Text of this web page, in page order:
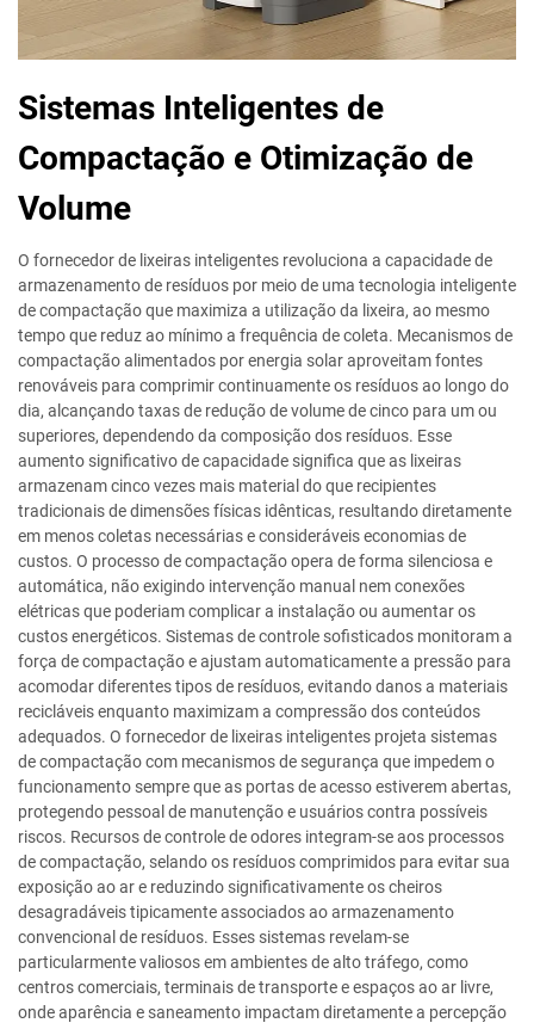
Sistemas Inteligentes de
Compactação e Otimização de
Volume
O fornecedor de lixeiras inteligentes revoluciona a capacidade de
armazenamento de resíduos por meio de uma tecnologia inteligente
de compactação que maximiza a utilização da lixeira, ao mesmo
tempo que reduz ao mínimo a frequência de coleta. Mecanismos de
compactação alimentados por energia solar aproveitam fontes
renováveis para comprimir continuamente os resíduos ao longo do
dia, alcançando taxas de redução de volume de cinco para um ou
superiores, dependendo da composição dos resíduos. Esse
aumento significativo de capacidade significa que as lixeiras
armazenam cinco vezes mais material do que recipientes
tradicionais de dimensões físicas idênticas, resultando diretamente
em menos coletas necessárias e consideráveis economias de
custos. O processo de compactação opera de forma silenciosa e
automática, não exigindo intervenção manual nem conexões
elétricas que poderiam complicar a instalação ou aumentar os
custos energéticos. Sistemas de controle sofisticados monitoram a
força de compactação e ajustam automaticamente a pressão para
acomodar diferentes tipos de resíduos, evitando danos a materiais
recicláveis enquanto maximizam a compressão dos conteúdos
adequados. O fornecedor de lixeiras inteligentes projeta sistemas
de compactação com mecanismos de segurança que impedem o
funcionamento sempre que as portas de acesso estiverem abertas,
protegendo pessoal de manutenção e usuários contra possíveis
riscos. Recursos de controle de odores integram-se aos processos
de compactação, selando os resíduos comprimidos para evitar sua
exposição ao ar e reduzindo significativamente os cheiros
desagradáveis tipicamente associados ao armazenamento
convencional de resíduos. Esses sistemas revelam-se
particularmente valiosos em ambientes de alto tráfego, como
centros comerciais, terminais de transporte e espaços ao ar livre,
onde aparência e saneamento impactam diretamente a percepção